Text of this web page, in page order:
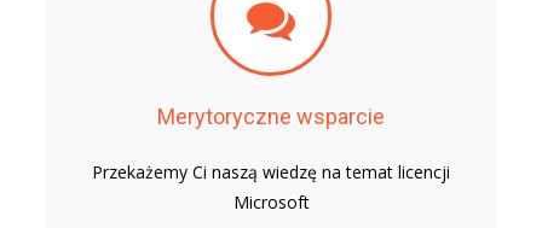
Merytoryczne wsparcie
Przekażemy Ci naszą wiedzę na temat licencji
Microsoft